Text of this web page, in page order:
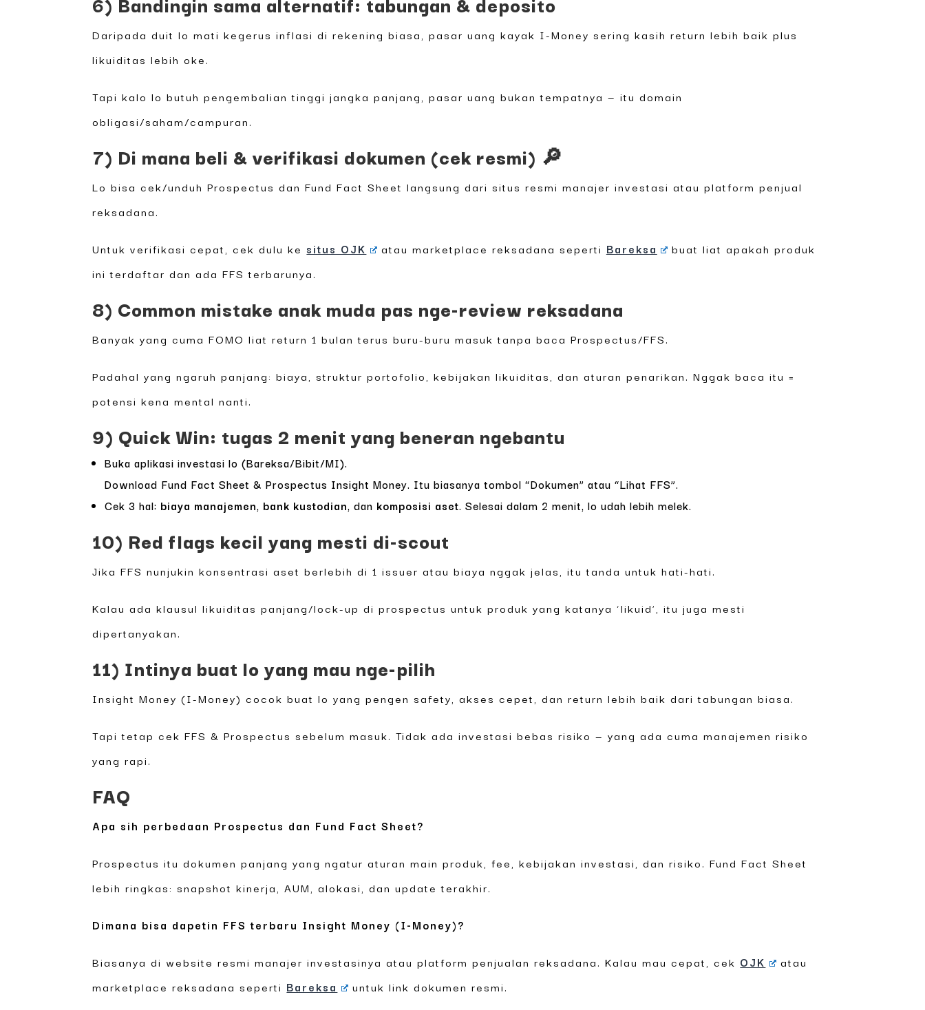
Daripada duit lo mati kegerus inflasi di rekening biasa, pasar uang kayak I-Money sering kasih return lebih baik plus
likuiditas lebih oke.
Tapi kalo lo butuh pengembalian tinggi jangka panjang, pasar uang bukan tempatnya — itu domain
obligasi/saham/campuran.
7) Di mana beli & verifikasi dokumen (cek resmi) 🔎
Lo bisa cek/unduh Prospectus dan Fund Fact Sheet langsung dari situs resmi manajer investasi atau platform penjual
reksadana.
Untuk verifikasi cepat, cek dulu ke situs OJK atau marketplace reksadana seperti Bareksa
buat liat apakah produk
ini terdaftar dan ada FFS terbarunya.
8) Common mistake anak muda pas nge-review reksadana
Banyak yang cuma FOMO liat return 1 bulan terus buru-buru masuk tanpa baca Prospectus/FFS.
Padahal yang ngaruh panjang: biaya, struktur portofolio, kebijakan likuiditas, dan aturan penarikan. Nggak baca itu =
potensi kena mental nanti.
9) Quick Win: tugas 2 menit yang beneran ngebantu
Buka aplikasi investasi lo (Bareksa/Bibit/MI).
Download Fund Fact Sheet & Prospectus Insight Money. Itu biasanya tombol “Dokumen” atau “Lihat FFS”.
Cek 3 hal: biaya manajemen, bank kustodian, dan komposisi aset. Selesai dalam 2 menit, lo udah lebih melek.
10) Red flags kecil yang mesti di-scout
Jika FFS nunjukin konsentrasi aset berlebih di 1 issuer atau biaya nggak jelas, itu tanda untuk hati-hati.
Kalau ada klausul likuiditas panjang/lock-up di prospectus untuk produk yang katanya ‘likuid’, itu juga mesti
dipertanyakan.
11) Intinya buat lo yang mau nge-pilih
Insight Money (I-Money) cocok buat lo yang pengen safety, akses cepet, dan return lebih baik dari tabungan biasa.
Tapi tetap cek FFS & Prospectus sebelum masuk. Tidak ada investasi bebas risiko — yang ada cuma manajemen risiko
yang rapi.
FAQ
Apa sih perbedaan Prospectus dan Fund Fact Sheet?
Prospectus itu dokumen panjang yang ngatur aturan main produk, fee, kebijakan investasi, dan risiko. Fund Fact Sheet
lebih ringkas: snapshot kinerja, AUM, alokasi, dan update terakhir.
Dimana bisa dapetin FFS terbaru Insight Money (I-Money)?
Biasanya di website resmi manajer investasinya atau platform penjualan reksadana. Kalau mau cepat, cek OJK
atau
marketplace reksadana seperti Bareksa untuk link dokumen resmi.